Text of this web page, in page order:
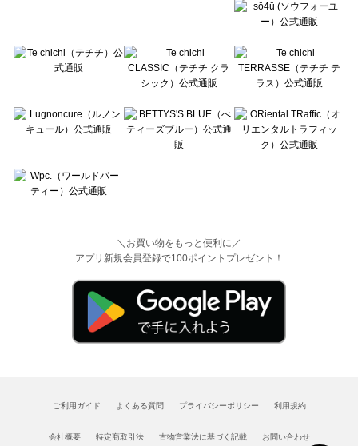
＼お買い物をもっと便利に／
アプリ新規会員登録で100ポイントプレゼント！
ご利用ガイド よくある質問 プライバシーポリシー 利用規約
会社概要 特定商取引法 古物営業法に基づく記載 お問い合わせ